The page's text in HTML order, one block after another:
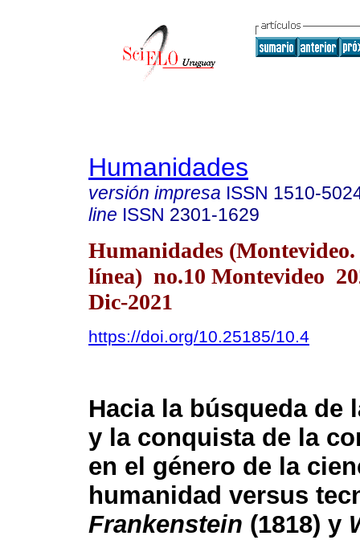
Humanidades
versión impresa ISSN 1510-
line ISSN 2301-1629
Humanidades
línea) no.10 Montevideo
Dic-2021
https://doi.org/10.25185/10.4
Hacia la búsqueda de
y la conquista de la
en el género de la
humanidad versus
Frankenstein (1818) y